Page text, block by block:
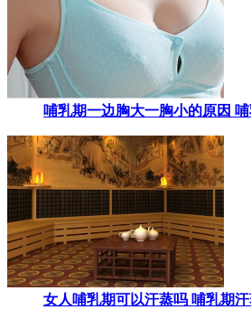
哺乳期一边胸大一胸小的原因​
女人哺乳期可以汗蒸吗 ​哺乳期